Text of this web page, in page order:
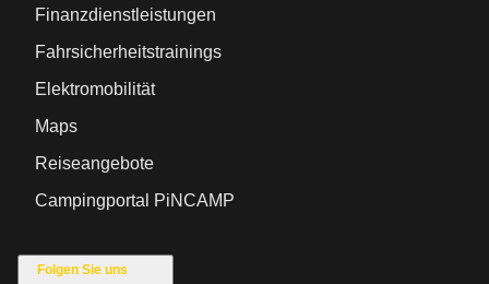
Finanzdienstleistungen
Fahrsicherheitstrainings
Elektromobilität
Maps
Reiseangebote
Campingportal PiNCAMP
Folgen Sie uns